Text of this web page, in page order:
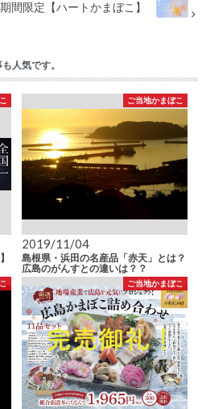
間限定【ハートかまぼこ】
人気です。
ご当地かまぼこ
2019/11/04
島根県・浜田の名産品「赤天」とは？
広島のがんすとの違いは？？
ご当地かまぼこ